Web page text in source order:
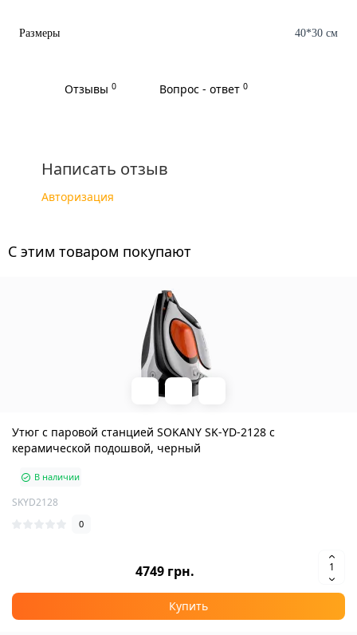
Размеры 40*30 см
Отзывы 0 Вопрос - ответ 0
Написать отзыв
Авторизация
C этим товаром покупают
Утюг с паровой станцией SOKANY SK-YD-2128 с
керамической подошвой, черный
В наличии
SKYD2128
0
4749 грн.
Купить